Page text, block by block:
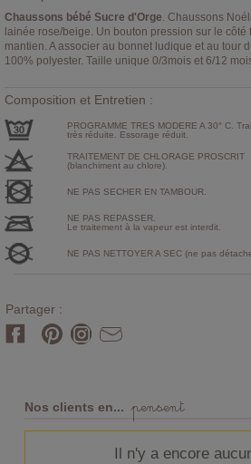
Chaussons bébé Sucre d'Orge. Chaussons
lainée rose/beige. Un bouton pression sur le côté
mantien. A associer au bonnet ludique et au tour
100% polyester. Taille unique 0/3mois et 6/12
Composition et Entretien :
PROGRAMME TRES MODERE A 30° C.
très réduite. Essorage réduit.
TRAITEMENT DE CHLORAGE PROSCRIT
(blanchiment au chlore).
NE PAS SECHER EN TAMBOUR.
NE PAS REPASSER.
Le traitement à la vapeur est interdit.
NE PAS NETTOYER A SEC (ne pas
Partager :
Nos clients en... pensent
Il n'y a encore